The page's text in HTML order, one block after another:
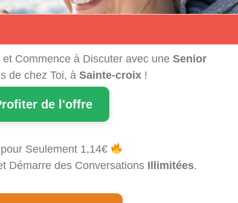
Commence à Discuter avec une Senior
de chez Toi, à Sainte-croix !
de l'offre
Seulement 1,14€
Démarre des Conversations Illimitées.